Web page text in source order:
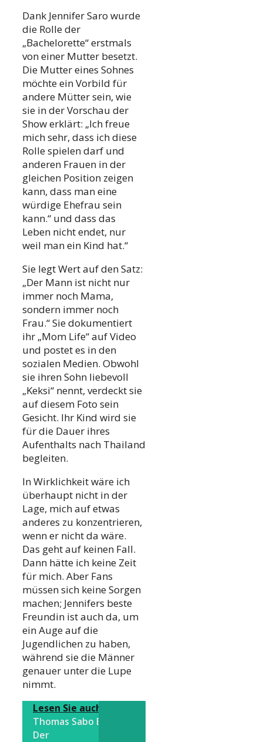
Dank Jennifer Saro wurde
die Rolle der
„Bachelorette“ erstmals
von einer Mutter besetzt.
Die Mutter eines Sohnes
möchte ein Vorbild für
andere Mütter sein, wie
sie in der Vorschau der
Show erklärt: „Ich freue
mich sehr, dass ich diese
Rolle spielen darf und
anderen Frauen in der
gleichen Position zeigen
kann, dass man eine
würdige Ehefrau sein
kann.“ und dass das
Leben nicht endet, nur
weil man ein Kind hat.“
Sie legt Wert auf den Satz:
„Der Mann ist nicht nur
immer noch Mama,
sondern immer noch
Frau.“ Sie dokumentiert
ihr „Mom Life“ auf Video
und postet es in den
sozialen Medien. Obwohl
sie ihren Sohn liebevoll
„Keksi“ nennt, verdeckt sie
auf diesem Foto sein
Gesicht. Ihr Kind wird sie
für die Dauer ihres
Aufenthalts nach Thailand
begleiten.
In Wirklichkeit wäre ich
überhaupt nicht in der
Lage, mich auf etwas
anderes zu konzentrieren,
wenn er nicht da wäre.
Das geht auf keinen Fall.
Dann hätte ich keine Zeit
für mich. Aber Fans
müssen sich keine Sorgen
machen; Jennifers beste
Freundin ist auch da, um
ein Auge auf die
Jugendlichen zu haben,
während sie die Männer
genauer unter die Lupe
nimmt.
Lesen Sie auch dies
Thomas Sabo Ehefrau:
Der